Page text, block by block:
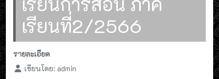
เรียนที่2/2566
รายละเอียด
เขียนโดย: admin